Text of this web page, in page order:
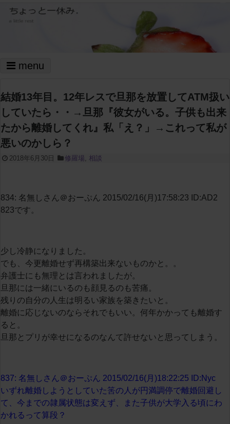
menu
結婚13年目。12年レスで旦那を放置してATM扱い
していたら・・→旦那『彼女がいる。子供も出来
たから離婚してくれ』私「え？」→これって私が
悪いのかしら？
2018年6月30日 修羅場 , 相談
834: 名無しさん＠おーぷん 2015/02/16(月)17:58:23 ID:AD2
823です。
少し冷静になりました。
でも、今更離婚せず再構築出来ないものかと。。
弁護士にも無理とは言われましたが。
旦那には一緒にいるのも顔見るのも苦痛。
残りの自分の人生は明るい家族を築きたいと。
離婚に応じないのならそれでもいい。何年かかっても離婚す
ると。
旦那とプリが幸せになるのなんて許せないと思ってしまう。
837: 名無しさん＠おーぷん 2015/02/16(月)18:22:25 ID:Nyc
いずれ離婚しようとしていた筈の人が円満調停で離婚回避し
て、今までの隷属状態は変えず、また子供が大学入る頃にわ
かれるって算段？